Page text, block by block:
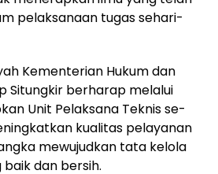
pelaksanaan tugas sehari-
Kementerian Hukum dan
Situngkir berharap melalui
Unit Pelaksana Teknis se-
kualitas pelayanan
mewujudkan tata kelola
dan bersih.